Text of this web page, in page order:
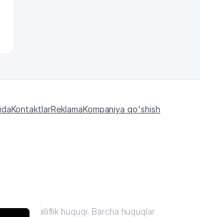
KontaktlarReklamaKompaniya qo'shish
huquqi. Barcha huquqlar